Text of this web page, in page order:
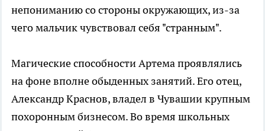
непониманию со стороны окружающих, из-за
чего мальчик чувствовал себя "странным".
Магические способности Артема проявлялись
на фоне вполне обыденных занятий. Его отец,
Александр Краснов, владел в Чувашии крупным
похоронным бизнесом. Во время школьных